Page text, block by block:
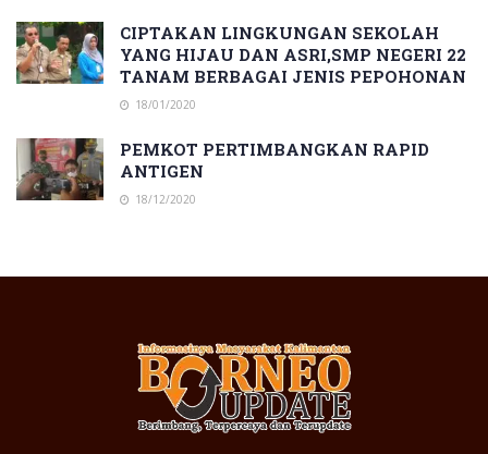
CIPTAKAN LINGKUNGAN SEKOLAH
YANG HIJAU DAN ASRI,SMP NEGERI 22
TANAM BERBAGAI JENIS PEPOHONAN
18/01/2020
PEMKOT PERTIMBANGKAN RAPID
ANTIGEN
18/12/2020